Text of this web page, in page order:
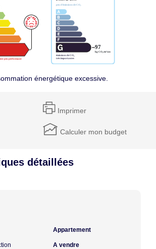
énergétique excessive.
Imprimer
Calculer mon budget
détaillées
Appartement
A vendre